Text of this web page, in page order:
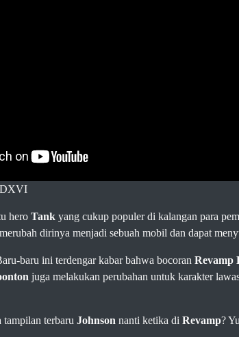
hero Tank yang cukup populer di kalangan para
dirinya menjadi sebuah mobil dan dapat
baru ini terdengar kabar bahwa bocoran Revamp
juga melakukan perubahan untuk karakter
tampilan terbaru Johnson nanti ketika di Revamp?